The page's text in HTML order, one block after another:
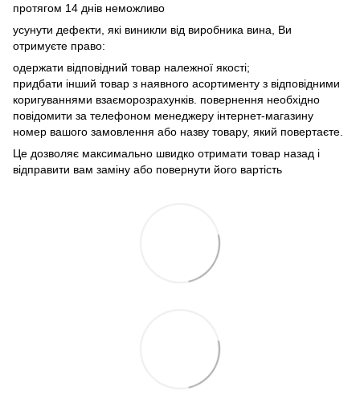
протягом 14 днів неможливо
усунути дефекти, які виникли від виробника вина, Ви
отримуєте право:
одержати відповідний товар належної якості;
придбати інший товар з наявного асортименту з відповідними
коригуваннями взаєморозрахунків. повернення необхідно
повідомити за телефоном менеджеру інтернет-магазину
номер вашого замовлення або назву товару, який повертаєте.
Це дозволяє максимально швидко отримати товар назад і
відправити вам заміну або повернути його вартість